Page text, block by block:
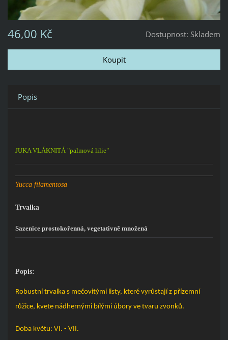
Dostupnost: Skladem
46,00 Kč
Popis
JUKA VLÁKNITÁ "palmová lilie"
Yucca filamentosa
Trvalka
Sazenice prostokořenná, vegetativně množená
Popis:
Robustní trvalka s mečovitými listy, které vyrůstají z přízemní
růžice, kvete nádhernými bílými úbory ve tvaru zvonků.
Doba květu: VI. - VII.